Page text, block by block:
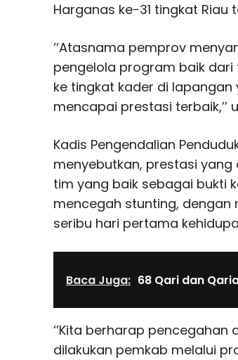
Harganas ke-31 tingkat Riau
‘’Atasnama pemprov
pengelola program baik
ke tingkat kader di
mencapai prestasi terbaik,’’
Kadis Pengendalian
menyebutkan, prestasi
tim yang baik sebagai bukti
mencegah stunting,
seribu hari pertama
Baca Juga: 68 Qari dan
‘’Kita berharap
dilakukan pemkab melalui